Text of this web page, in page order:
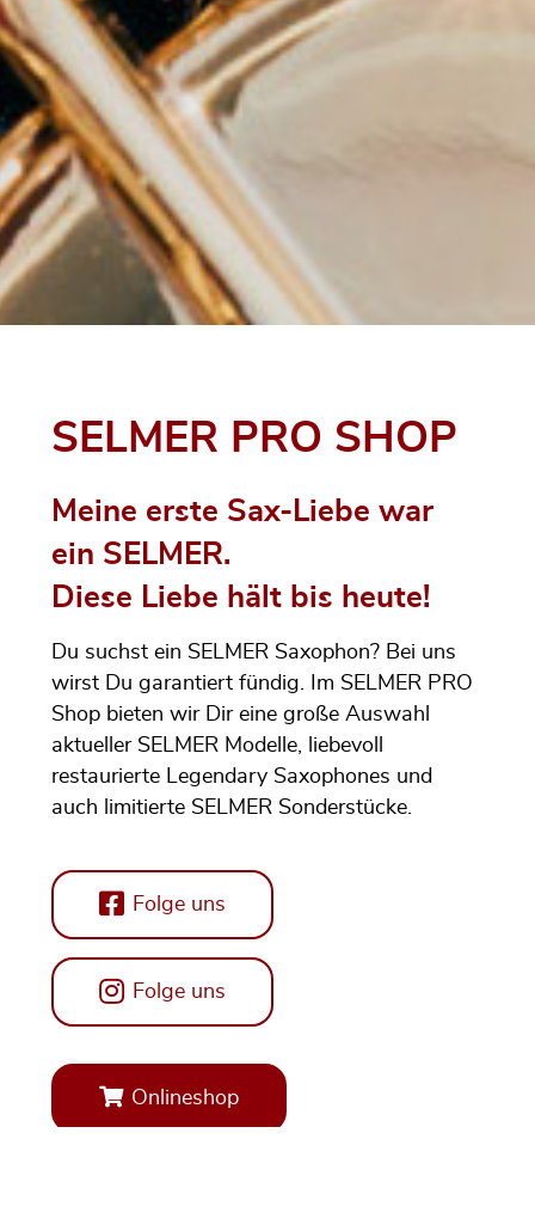
SELMER PRO SHOP
Meine erste Sax-Liebe war
ein SELMER.
Diese Liebe hält bis heute!
Du suchst ein SELMER Saxophon? Bei uns
wirst Du garantiert fündig. Im SELMER PRO
Shop bieten wir Dir eine große Auswahl
aktueller SELMER Modelle, liebevoll
restaurierte Legendary Saxophones und
auch limitierte SELMER Sonderstücke.
Folge uns
Folge uns
Onlineshop